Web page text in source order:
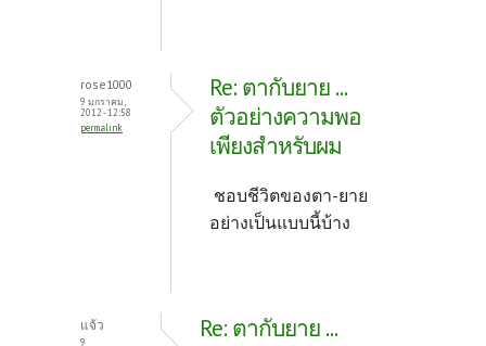
rose1000
9 มกราคม,
2012 - 12:58
permalink
Re: ตากับยาย ...
ตัวอย่างความพอ
เพียงสำหรับผม
ชอบชีวิตของตา-ยาย
อย่างเป็นแบบนี้บ้าง
แจ้ว
9
Re: ตากับยาย ...